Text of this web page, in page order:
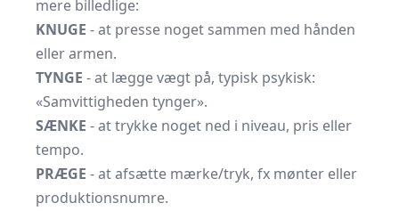
mere billedlige:
KNUGE - at presse noget sammen med hånden
eller armen.
TYNGE - at lægge vægt på, typisk psykisk:
«Samvittigheden tynger».
SÆNKE - at trykke noget ned i niveau, pris eller
tempo.
PRÆGE - at afsætte mærke/tryk, fx mønter eller
produktions­numre.